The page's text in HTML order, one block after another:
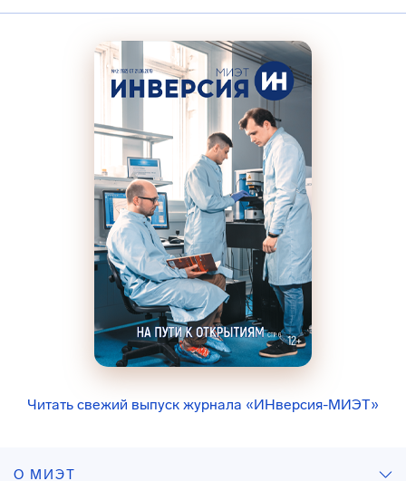
Читать свежий выпуск журнала «ИНверсия-МИЭТ»
О МИЭТ